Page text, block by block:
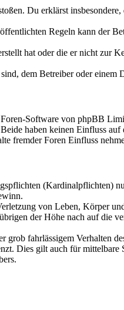
Du erklärst
Regeln kann der
hat oder die er nicht zur
dem Betreiber oder einem
Software von phpBB
haben keinen Einfluss
fremder Foren Einfluss
(Kardinalpflichten)
von Leben, Körper
der Höhe nach auf die
fahrlässigem Verhalten
Dies gilt auch für mittelbare